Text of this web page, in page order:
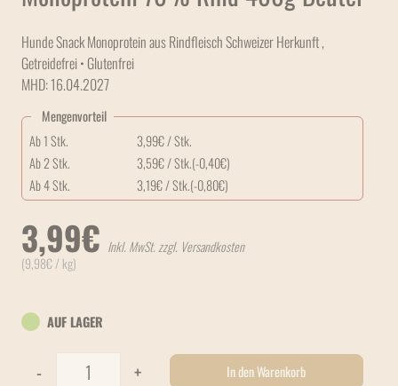
Hunde Snack Monoprotein aus Rindfleisch Schweizer Herkunft ,
Getreidefrei • Glutenfrei
MHD: 16.04.2027
Mengenvorteil
Ab 1 Stk.
3,99€/ Stk.
Ab 2 Stk.
3,59€/ Stk.(-0,40€)
Ab 4 Stk.
3,19€/ Stk.(-0,80€)
3,99€ Inkl. MwSt. zzgl. Versandkosten
(9,98€ / kg)
AUF LAGER
-
HAPPY FOR Dogs Snack, Monoprotein 70% Rind 400g
+ In den Warenkorb